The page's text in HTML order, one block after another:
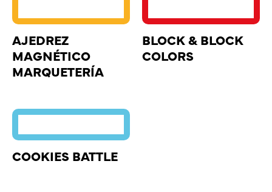
AJEDREZ
MAGNÉTICO
MARQUETERÍA
BLOCK & BLOCK
COLORS
COOKIES BATTLE